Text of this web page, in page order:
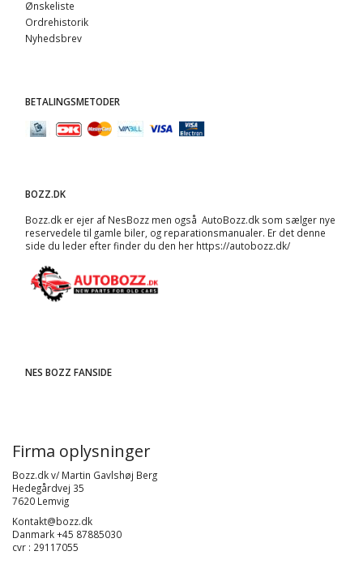
Ønskeliste
Ordrehistorik
Nyhedsbrev
BETALINGSMETODER
BOZZ.DK
Bozz.dk er ejer af NesBozz men også AutoBozz.dk som sælger nye
reservedele til gamle biler, og reparationsmanualer. Er det denne
side du leder efter finder du den her https://autobozz.dk/
NES BOZZ FANSIDE
Firma oplysninger
Bozz.dk v/ Martin Gavlshøj Berg
Hedegårdvej 35
7620 Lemvig
Kontakt@bozz.dk
Danmark +45 87885030
cvr : 29117055